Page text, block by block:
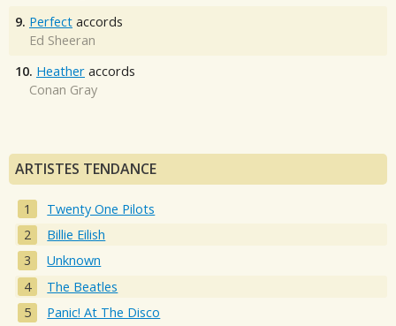
9. Perfect accords
Ed Sheeran
10. Heather accords
Conan Gray
ARTISTES TENDANCE
Twenty One Pilots
Billie Eilish
Unknown
The Beatles
Panic! At The Disco